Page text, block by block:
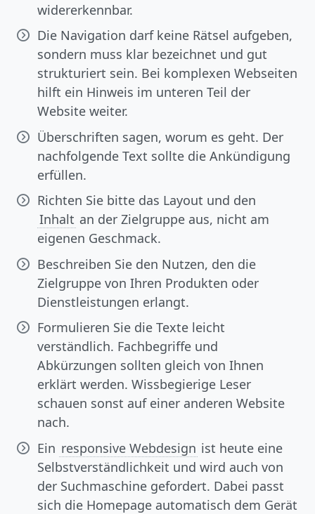
widererkennbar.
Die Navigation darf keine Rätsel aufgeben,
sondern muss klar bezeichnet und gut
strukturiert sein. Bei komplexen Webseiten
hilft ein Hinweis im unteren Teil der
Website weiter.
Überschriften sagen, worum es geht. Der
nachfolgende Text sollte die Ankündigung
erfüllen.
Richten Sie bitte das Layout und den
Inhalt an der Zielgruppe aus, nicht am
eigenen Geschmack.
Beschreiben Sie den Nutzen, den die
Zielgruppe von Ihren Produkten oder
Dienstleistungen erlangt.
Formulieren Sie die Texte leicht
verständlich. Fachbegriffe und
Abkürzungen sollten gleich von Ihnen
erklärt werden. Wissbegierige Leser
schauen sonst auf einer anderen Website
nach.
Ein responsive Webdesign ist heute eine
Selbstverständlichkeit und wird auch von
der Suchmaschine gefordert. Dabei passt
sich die Homepage automatisch dem Gerät